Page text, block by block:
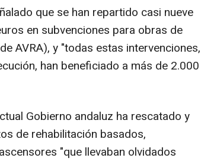
que se han repartido casi nueve
en subvenciones para obras de
AVRA), y "todas estas intervenciones,
han beneficiado a más de 2.000
Gobierno andaluz ha rescatado y
de rehabilitación basados,
"que llevaban olvidados